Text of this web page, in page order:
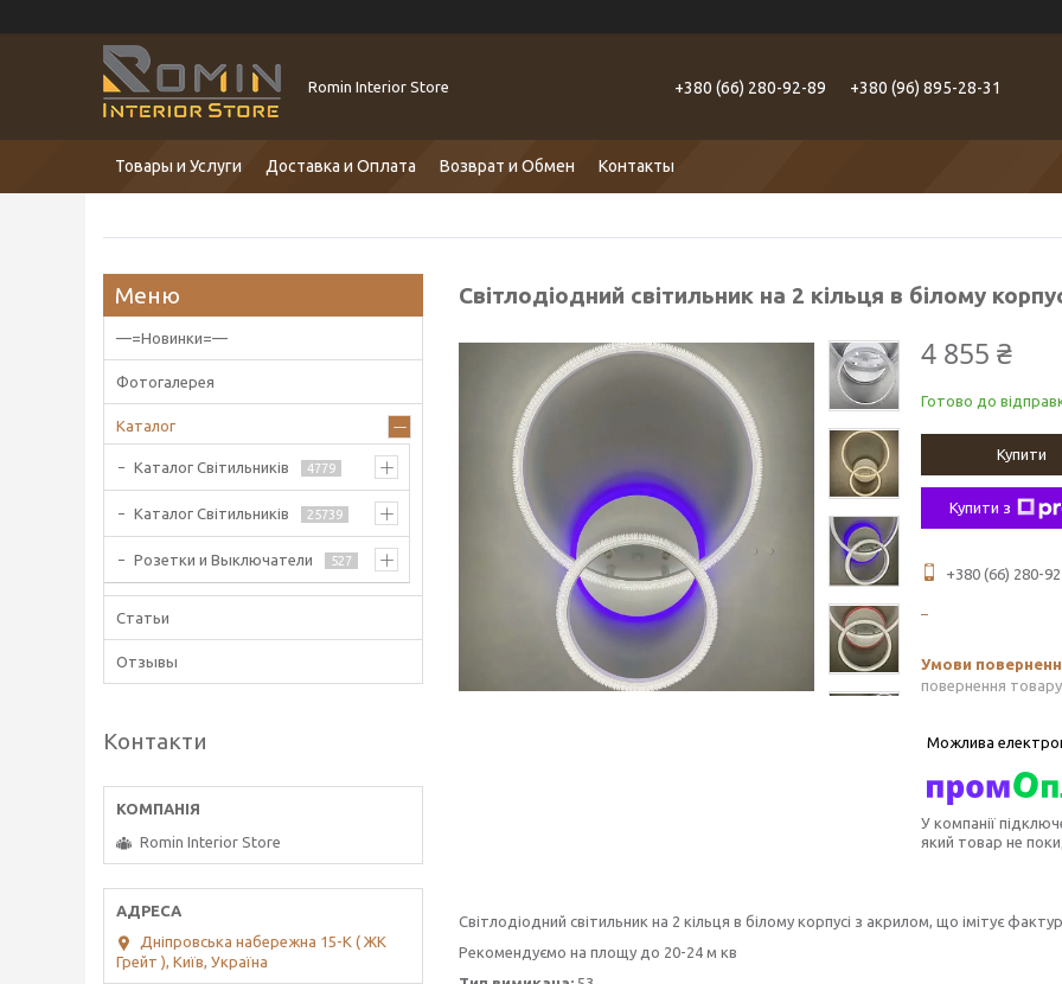
Romin Interior Store +380 (66) 280-92-89 +380 (96) 895-28-31
Товары и Услуги Доставка и Оплата Возврат и Обмен Контакты
Світлодіодний світильник на 2 кільця в білому
4 855 ₴
Готово до
Купити
Купити з
+380 (66) 280-
повернення
У компанії
який товар не
Світлодіодний світильник на 2 кільця в білому корпусі з акрилом, що імітує
Рекомендуємо на площу до 20-24 м кв
—=Новинки=—
Фотогалерея
Каталог
Каталог Світильників 4779
Каталог Світильників 25739
Розетки и Выключатели 527
Статьи
Отзывы
Контакти
Romin Interior Store
Дніпровська набережна 15-К ( ЖК
Грейт ), Київ, Україна